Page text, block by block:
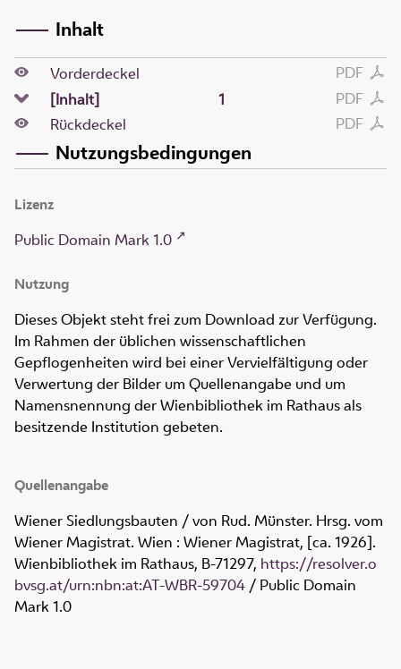
Inhalt
PDF
Vorderdeckel
PDF
1
[Inhalt]
PDF
Rückdeckel
Nutzungsbedingungen
Lizenz
Public Domain Mark 1.0
Nutzung
Dieses Objekt steht frei zum Download zur Verfügung.
Im Rahmen der üblichen wissenschaftlichen
Gepflogenheiten wird bei einer Vervielfältigung oder
Verwertung der Bilder um Quellenangabe und um
Namensnennung der Wienbibliothek im Rathaus als
besitzende Institution gebeten.
Quellenangabe
Wiener Siedlungsbauten / von Rud. Münster. Hrsg. vom
Wiener Magistrat. Wien : Wiener Magistrat, [ca. 1926].
Wienbibliothek im Rathaus, B-71297, https://resolver.o
bvsg.at/urn:nbn:at:AT-WBR-59704 / Public Domain
Mark 1.0